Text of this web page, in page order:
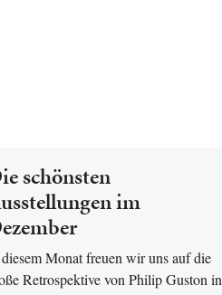
schönsten
im
Monat freuen wir uns auf die
Retrospektive von Philip Guston in